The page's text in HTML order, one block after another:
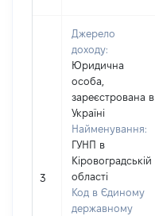
3
Джерело
доходу:
Юридична
особа,
зареєстрована в
Україні
Найменування:
ГУНП в
Кіровоградській
області
Код в Єдиному
державному